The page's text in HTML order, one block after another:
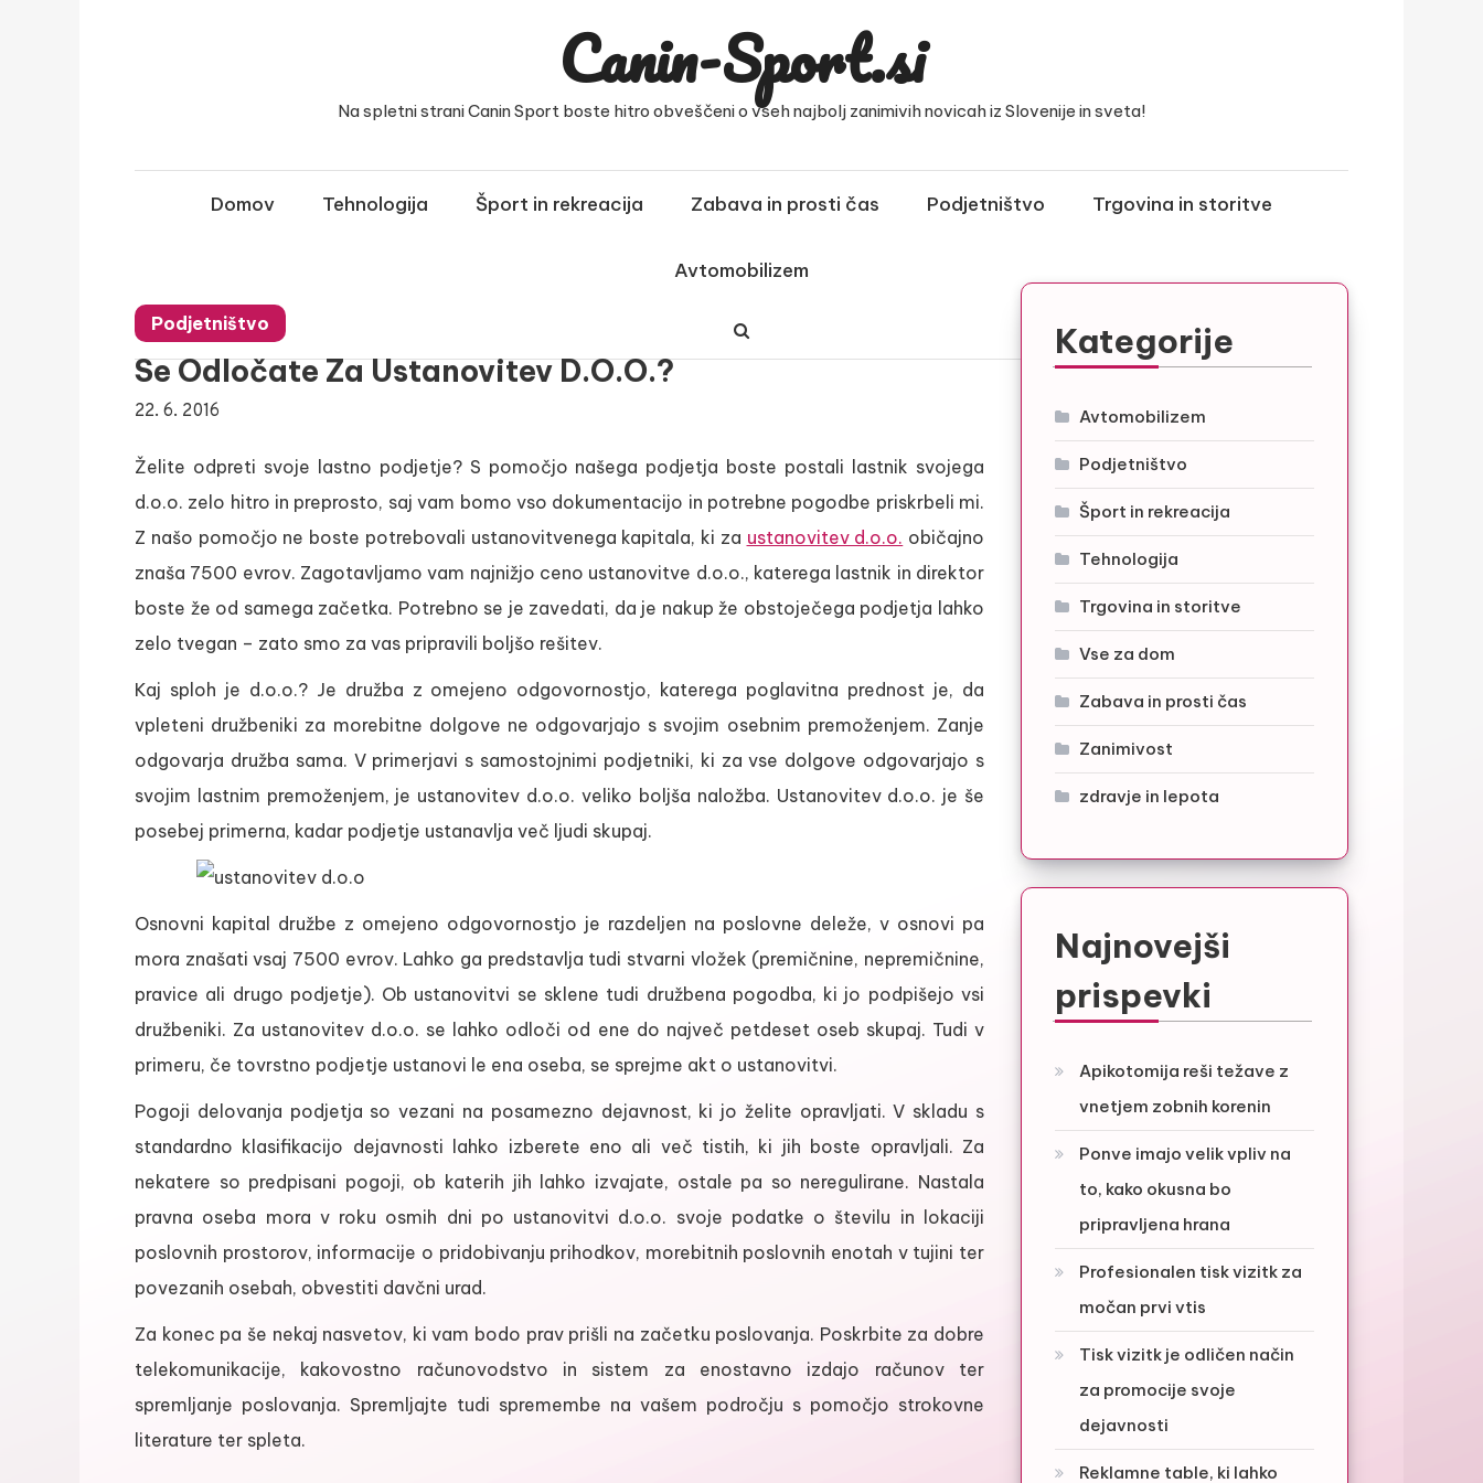
Canin-Sport.si
Na spletni strani Canin Sport boste hitro obveščeni o vseh najbolj zanimivih novicah iz Slovenije in sveta!
Domov Tehnologija Šport in rekreacija Zabava in prosti čas Podjetništvo Trgovina in storitve
Avtomobilizem
Podjetništvo
Se Odločate Za Ustanovitev D.o.o.?
22. 6. 2016
Želite odpreti svoje lastno podjetje? S pomočjo našega podjetja boste postali lastnik svojega
d.o.o. zelo hitro in preprosto, saj vam bomo vso dokumentacijo in potrebne pogodbe priskrbeli mi.
Z našo pomočjo ne boste potrebovali ustanovitvenega kapitala, ki za ustanovitev d.o.o. običajno
znaša 7500 evrov. Zagotavljamo vam najnižjo ceno ustanovitve d.o.o., katerega lastnik in direktor
boste že od samega začetka. Potrebno se je zavedati, da je nakup že obstoječega podjetja lahko
zelo tvegan – zato smo za vas pripravili boljšo rešitev.
Kaj sploh je d.o.o.? Je družba z omejeno odgovornostjo, katerega poglavitna prednost je, da
vpleteni družbeniki za morebitne dolgove ne odgovarjajo s svojim osebnim premoženjem. Zanje
odgovarja družba sama. V primerjavi s samostojnimi podjetniki, ki za vse dolgove odgovarjajo s
svojim lastnim premoženjem, je ustanovitev d.o.o. veliko boljša naložba. Ustanovitev d.o.o. je še
posebej primerna, kadar podjetje ustanavlja več ljudi skupaj.
Osnovni kapital družbe z omejeno odgovornostjo je razdeljen na poslovne deleže, v osnovi pa
mora znašati vsaj 7500 evrov. Lahko ga predstavlja tudi stvarni vložek (premičnine, nepremičnine,
pravice ali drugo podjetje). Ob ustanovitvi se sklene tudi družbena pogodba, ki jo podpišejo vsi
družbeniki. Za ustanovitev d.o.o. se lahko odloči od ene do največ petdeset oseb skupaj. Tudi v
primeru, če tovrstno podjetje ustanovi le ena oseba, se sprejme akt o ustanovitvi.
Pogoji delovanja podjetja so vezani na posamezno dejavnost, ki jo želite opravljati. V skladu s
standardno klasifikacijo dejavnosti lahko izberete eno ali več tistih, ki jih boste opravljali. Za
nekatere so predpisani pogoji, ob katerih jih lahko izvajate, ostale pa so neregulirane. Nastala
pravna oseba mora v roku osmih dni po ustanovitvi d.o.o. svoje podatke o številu in lokaciji
poslovnih prostorov, informacije o pridobivanju prihodkov, morebitnih poslovnih enotah v tujini ter
povezanih osebah, obvestiti davčni urad.
Za konec pa še nekaj nasvetov, ki vam bodo prav prišli na začetku poslovanja. Poskrbite za dobre
telekomunikacije, kakovostno računovodstvo in sistem za enostavno izdajo računov ter
spremljanje poslovanja. Spremljajte tudi spremembe na vašem področju s pomočjo strokovne
literature ter spleta.
Kategorije
Avtomobilizem
Podjetništvo
Šport in rekreacija
Tehnologija
Trgovina in storitve
Vse za dom
Zabava in prosti čas
Zanimivost
zdravje in lepota
Najnovejši
prispevki
Apikotomija reši težave z
vnetjem zobnih korenin
Ponve imajo velik vpliv na
to, kako okusna bo
pripravljena hrana
Profesionalen tisk vizitk za
močan prvi vtis
Tisk vizitk je odličen način
za promocije svoje
dejavnosti
Reklamne table, ki lahko